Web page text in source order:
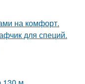
на комфорт.
для специй.